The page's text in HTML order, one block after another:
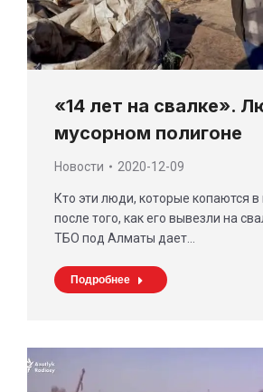
«14 лет на свалке».
мусорном полигоне
Новости 2020-12-09
Кто эти люди, которые копаются
после того, как его вывезли на
ТБО под Алматы дает…
Подробнее